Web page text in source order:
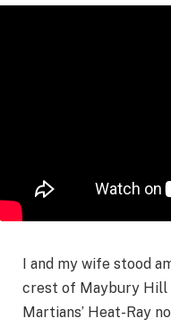
I and my wife stood
crest of Maybury Hill
Martians’ Heat-Ray